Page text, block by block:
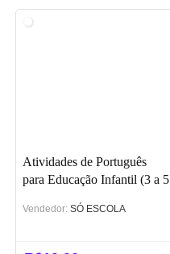
Atividades de Português
para Educação Infantil (3 a 5
Vendedor: SÓ ESCOLA